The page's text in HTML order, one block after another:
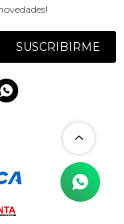
SUSCRIBIRME
